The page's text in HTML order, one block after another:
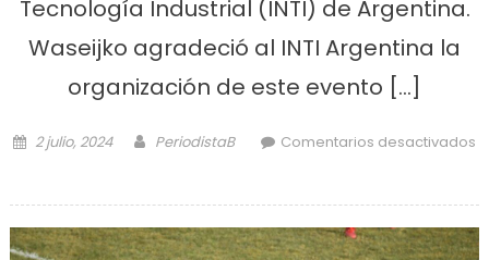
Tecnología Industrial (INTI) de Argentina.
Waseijko agradeció al INTI Argentina la
organización de este evento […]
Posted on
2 julio, 2024 Author
PeriodistaB
Comentarios desactivados